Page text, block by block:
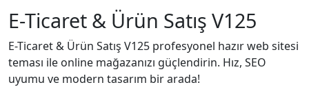
E-Ticaret & Ürün Satış V125
E-Ticaret & Ürün Satış V125 profesyonel hazır web sitesi
teması ile online mağazanızı güçlendirin. Hız, SEO
uyumu ve modern tasarım bir arada!